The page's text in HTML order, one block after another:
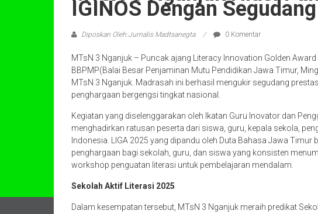
IGINOS Dengan
Diposkan Oleh:Jurnalis Madtsanegta 0 Komentar
MTsN 3 Nganjuk – Puncak ajang Literacy Innovation Golden
BBPMP(Balai Besar Penjaminan Mutu Pendidikan Jawa Timur,
MTsN 3 Nganjuk. Madrasah ini berhasil mengukir segudang
penghargaan bergengsi tingkat nasional.
Kegiatan yang diselenggarakan oleh Ikatan Guru Inovator dan
menghadirkan ratusan peserta dari siswa, guru, kepala sekola,
Indonesia. LIGA 2025 yang dipandu oleh Duta Bahasa Jawa
penghargaan bagi sekolah, guru, dan siswa yang konsisten
workshop penguatan literasi untuk pembelajaran mendalam.
Sekolah Aktif Literasi 2025
Dalam kesempatan tersebut, MTsN 3 Nganjuk meraih predikat